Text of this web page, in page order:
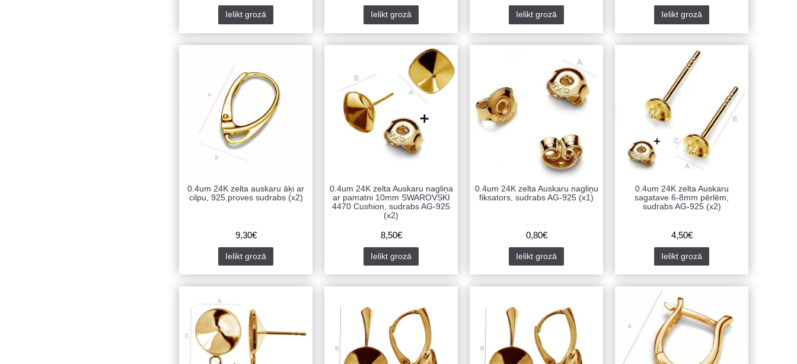
Ielikt grozā Ielikt grozā Ielikt grozā Ielikt grozā
0.4um 24K zelta auskaru āķi ar
cilpu, 925.proves sudrabs (x2)
9,30€
Ielikt grozā
0.4um 24K zelta Auskaru nagliņa
ar pamatni 10mm SWAROVSKI
4470 Cushion, sudrabs AG-925
(x2)
8,50€
Ielikt grozā
0.4um 24K zelta Auskaru nagliņu
fiksators, sudrabs AG-925 (x1)
0,80€
Ielikt grozā
0.4um 24K zelta Auskaru
sagatave 6-8mm pērlēm,
sudrabs AG-925 (x2)
4,50€
Ielikt grozā